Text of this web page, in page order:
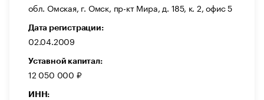
обл. Омская, г. Омск, пр-кт Мира, д. 185, к. 2, офис 5
Дата регистрации:
02.04.2009
Уставной капитал:
12 050 000 ₽
ИНН: